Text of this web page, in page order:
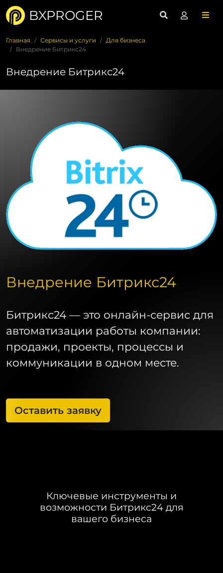
BXPROGER
Главная Сервисы и услуги
Для бизнеса
Внедрение Битрикс24
Внедрение Битрикс24
Внедрение Битрикс24
Битрикс24 — это онлайн-сервис для
автоматизации работы компании:
продажи, проекты, процессы и
коммуникации в одном месте.
Оставить заявку
Ключевые инструменты и
возможности Битрикс24 для
вашего бизнеса